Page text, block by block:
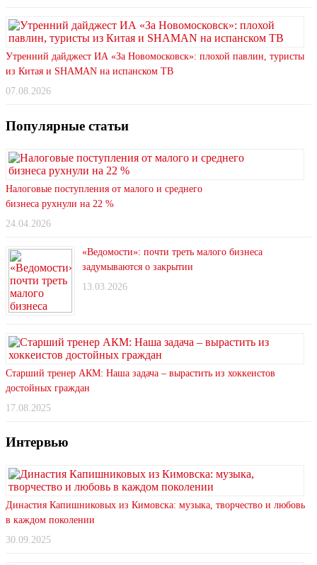
Утренний дайджест ИА «За Новомосковск»: плохой павлин, туристы
из Китая и SHAMAN на испанском ТВ
07.08.2026
Популярные статьи
Налоговые поступления от малого и среднего
бизнеса рухнули на 22 %
24.04.2026
«Ведомости»: почти треть малого бизнеса
задумываются о закрытии
13.03.2026
Старший тренер АКМ: Наша задача – вырастить из хоккеистов
достойных граждан
17.08.2025
Интервью
Династия Капишниковых из Кимовска: музыка, творчество и любовь
в каждом поколении
30.09.2025